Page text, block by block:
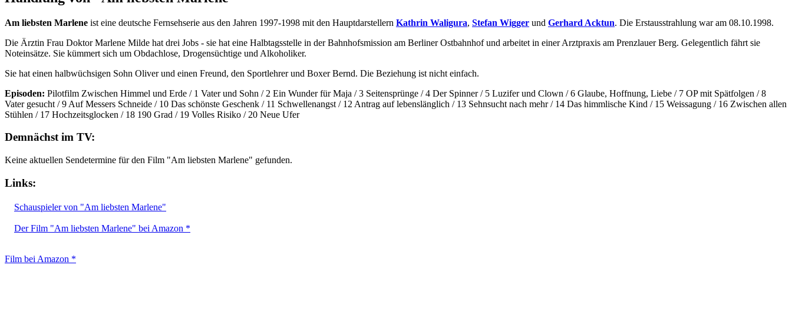
Am liebsten Marlene ist eine deutsche Fernsehserie aus den Jahren 1997-1998 mit den Hauptdarstellern Kathrin Waligura, Stefan Wigger und Gerhard Acktun. Die Erstausstrahlung war am 08.10.1998.
Die Ärztin Frau Doktor Marlene Milde hat drei Jobs - sie hat eine Halbtagsstelle in der Bahnhofsmission am Berliner Ostbahnhof und arbeitet in einer Arztpraxis am Prenzlauer Berg. Gelegentlich fährt sie
Noteinsätze. Sie kümmert sich um Obdachlose, Drogensüchtige und Alkoholiker.
Sie hat einen halbwüchsigen Sohn Oliver und einen Freund, den Sportlehrer und Boxer Bernd. Die Beziehung ist nicht einfach.
Episoden: Pilotfilm Zwischen Himmel und Erde / 1 Vater und Sohn / 2 Ein Wunder für Maja / 3 Seitensprünge / 4 Der Spinner / 5 Luzifer und Clown / 6 Glaube, Hoffnung, Liebe / 7 OP mit Spätfolgen / 8
Vater gesucht / 9 Auf Messers Schneide / 10 Das schönste Geschenk / 11 Schwellenangst / 12 Antrag auf lebenslänglich / 13 Sehnsucht nach mehr / 14 Das himmlische Kind / 15 Weissagung / 16 Zwischen allen
Stühlen / 17 Hochzeitsglocken / 18 190 Grad / 19 Volles Risiko / 20 Neue Ufer
Demnächst im TV:
Keine aktuellen Sendetermine für den Film "Am liebsten Marlene" gefunden.
Links:
Schauspieler von "Am liebsten Marlene"
Der Film "Am liebsten Marlene" bei Amazon *
Film bei Amazon *